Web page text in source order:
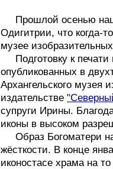
Прошлой осенью
Одигитрии, что когда-
музее
Подготовку к
опубликованных в
Архангельского музея
издательстве
супруги Ирины.
иконы в высоком
Образ Богоматери
жёсткости. В конце
иконостасе храма на